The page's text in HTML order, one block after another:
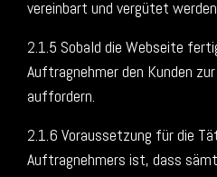
vereinbart und vergütet
2.1.5 Sobald die Webseite
Auftragnehmer den Kunden
auffordern.
2.1.6 Voraussetzung für die
Auftragnehmers ist, dass